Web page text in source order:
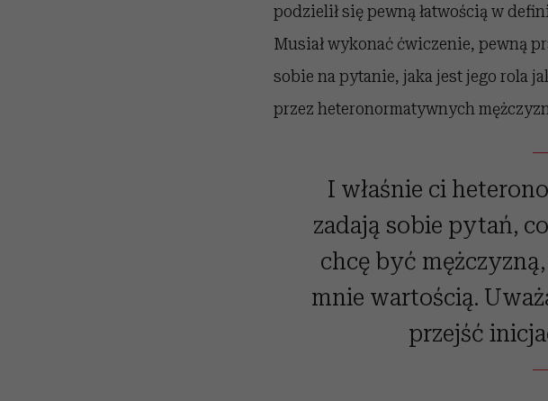
podzielił się pewną łatwością w
Musiał wykonać ćwiczenie, pewną
sobie na pytanie, jaka jest jego rola
przez heteronormatywnych
I właśnie ci
zadają sobie pytań,
chcę być
mnie wartością.
przejść